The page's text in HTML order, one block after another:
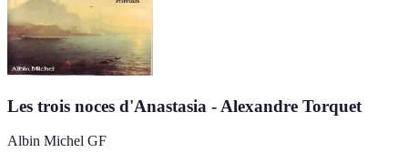
Les trois noces d'Anastasia - Alexandre Torquet
Albin Michel GF